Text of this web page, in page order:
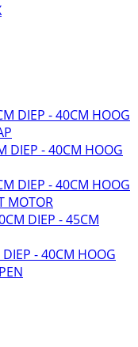
DIEP - 40CM HOOG
DIEP - 40CM HOOG
DIEP - 40CM HOOG
MOTOR
DIEP - 45CM
- 40CM HOOG